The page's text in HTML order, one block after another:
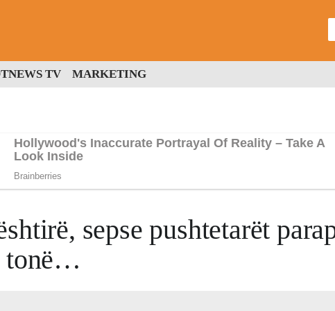
TV MARKETING
sepse pushtetarët
tonë…